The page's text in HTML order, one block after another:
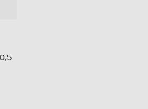
0,5